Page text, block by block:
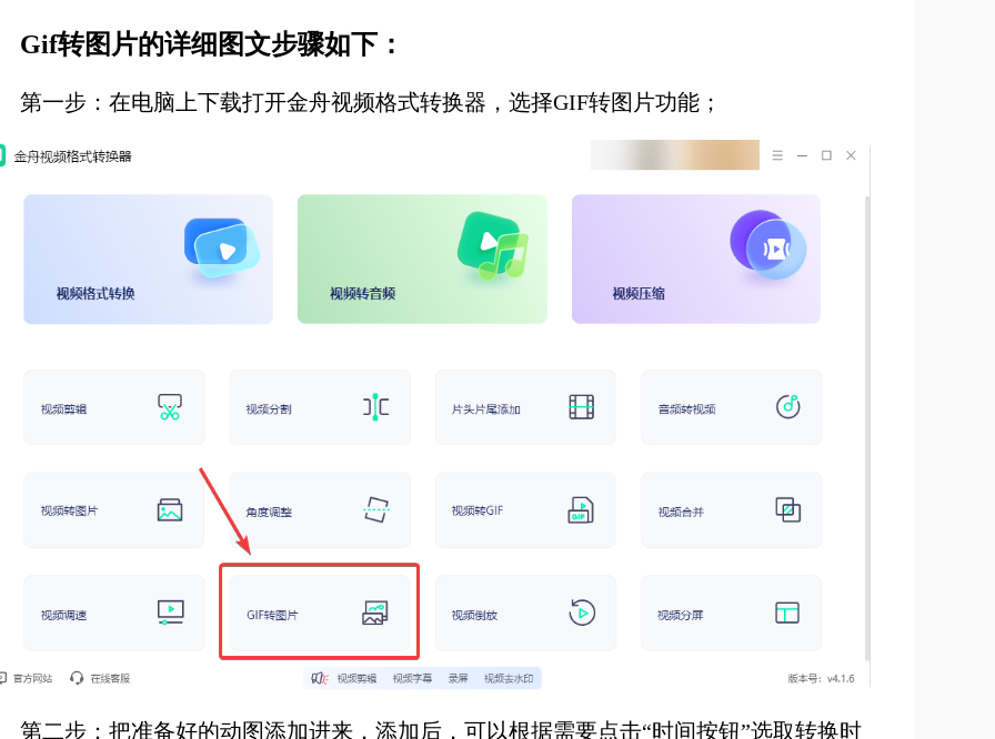
Gif转图片的详细图文步骤如下：
第一步：在电脑上下载打开金舟视频格式转换器，选择GIF转图片功能；
第二步：把准备好的动图添加进来，添加后，可以根据需要点击“时间按钮”选取转换时